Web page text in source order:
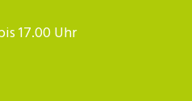
17.00 Uhr